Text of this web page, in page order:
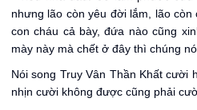
nhưng lão còn yêu đời lắm, lão
con cháu cả bày, đứa nào cũng
mày này mà chết ở đây thì chúng
Nói song Truy Vân Thần Khất cười
nhịn cười không được cũng phải